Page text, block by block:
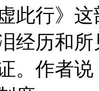
此行》
经历和
。作者